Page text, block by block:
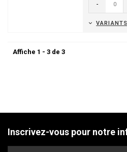
-
VARIANTS
Affiche 1 - 3 de 3
Inscrivez-vous pour notre